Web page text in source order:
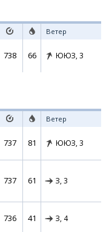
Ветер
738 66 ЮЮЗ, 3
Ветер
737 81 ЮЮЗ, 3
737 61 З, 3
736 41 З, 4